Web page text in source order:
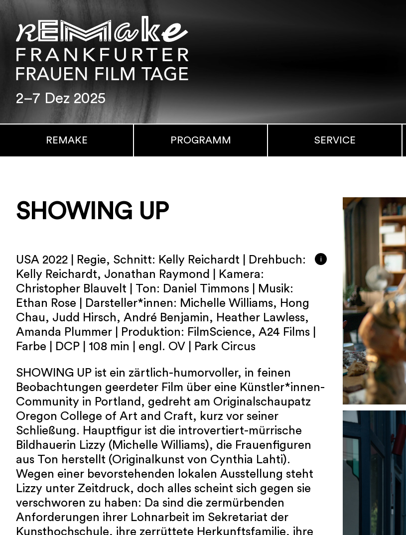
2–7 Dez 2025
REMAKE PROGRAMM SERVICE
SHOWING UP
i
USA 2022 | Regie, Schnitt: Kelly Reichardt | Drehbuch:
Kelly Reichardt, Jonathan Raymond | Kamera:
Christopher Blauvelt | Ton: Daniel Timmons | Musik:
Ethan Rose | Darsteller*innen: Michelle Williams, Hong
Chau, Judd Hirsch, André Benjamin, Heather Lawless,
Amanda Plummer | Produktion: FilmScience, A24 Films |
Farbe | DCP | 108 min | engl. OV | Park Circus
SHOWING UP ist ein zärtlich-humorvoller, in feinen
Beobachtungen geerdeter Film über eine Künstler*innen-
Community in Portland, gedreht am Originalschaupatz
Oregon College of Art and Craft, kurz vor seiner
Schließung. Hauptfigur ist die introvertiert-mürrische
Bildhauerin Lizzy (Michelle Williams), die Frauenfiguren
aus Ton herstellt (Originalkunst von Cynthia Lahti).
Wegen einer bevorstehenden lokalen Ausstellung steht
Lizzy unter Zeitdruck, doch alles scheint sich gegen sie
verschworen zu haben: Da sind die zermürbenden
Anforderungen ihrer Lohnarbeit im Sekretariat der
Kunsthochschule, ihre zerrüttete Herkunftsfamilie, ihre